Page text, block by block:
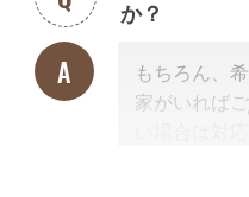
相続放棄の申述手続き
遺言書の検認手続き
相続登記
相続税申告、準確定申告
大まかに言うと、トラブルに関
することは司法書士、相続税な
か？
もちろん、
家がいれば
い場合は対